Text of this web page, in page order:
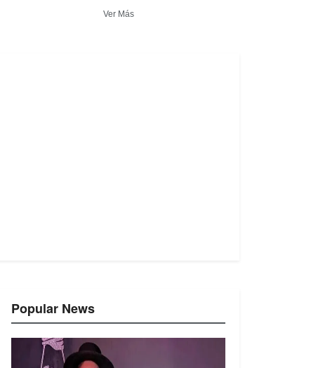
Ver Más
Popular News